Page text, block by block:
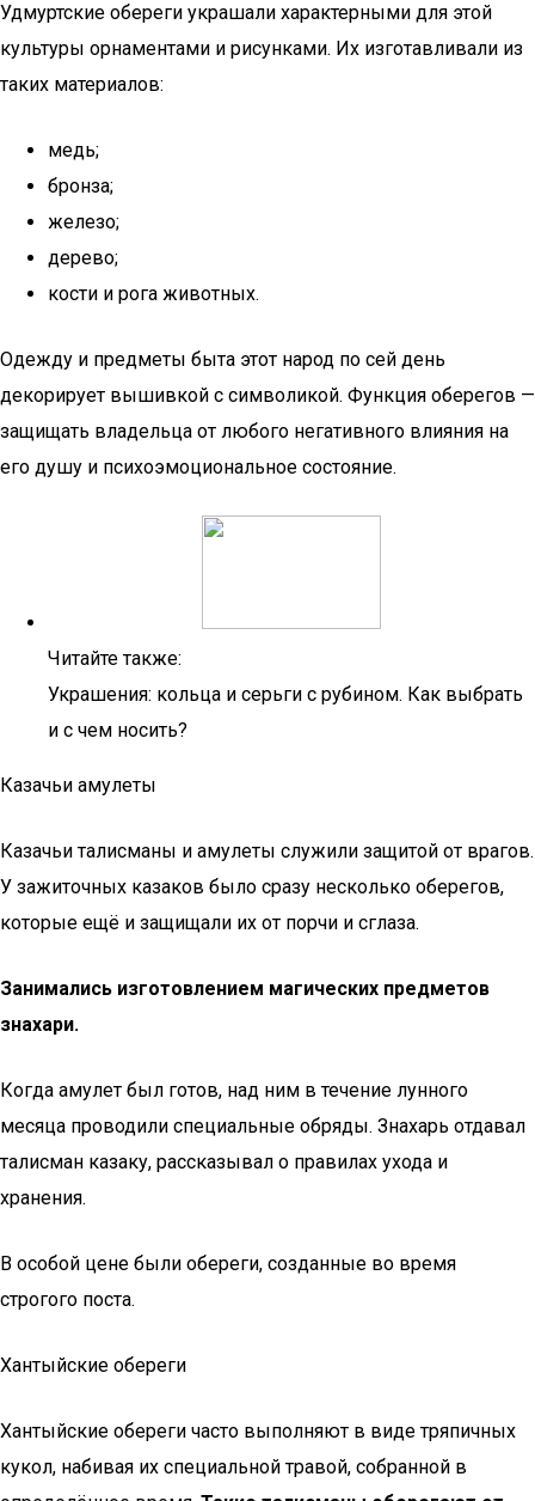
Удмуртские обереги украшали характерными для этой
культуры орнаментами и рисунками. Их изготавливали из
таких материалов:
медь;
бронза;
железо;
дерево;
кости и рога животных.
Одежду и предметы быта этот народ по сей день
декорирует вышивкой с символикой. Функция оберегов —
защищать владельца от любого негативного влияния на
его душу и психоэмоциональное состояние.
Читайте также:
Украшения: кольца и серьги с рубином. Как выбрать
и с чем носить?
Казачьи амулеты
Казачьи талисманы и амулеты служили защитой от врагов.
У зажиточных казаков было сразу несколько оберегов,
которые ещё и защищали их от порчи и сглаза.
Занимались изготовлением магических предметов
знахари.
Когда амулет был готов, над ним в течение лунного
месяца проводили специальные обряды. Знахарь отдавал
талисман казаку, рассказывал о правилах ухода и
хранения.
В особой цене были обереги, созданные во время
строгого поста.
Хантыйские обереги
Хантыйские обереги часто выполняют в виде тряпичных
кукол, набивая их специальной травой, собранной в